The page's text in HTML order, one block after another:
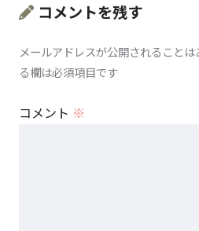
コメントを残す
メールアドレスが公開されることは
る欄は必須項目です
コメント ※